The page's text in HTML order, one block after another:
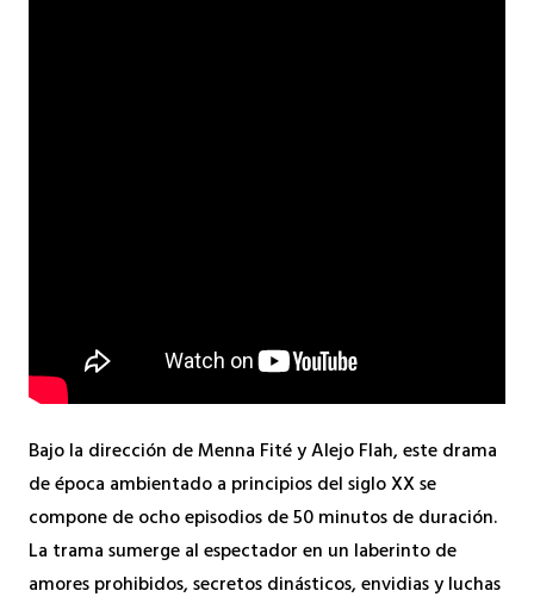
Bajo la dirección de Menna Fité y Alejo Flah, este drama
de época ambientado a principios del siglo XX se
compone de ocho episodios de 50 minutos de duración.
La trama sumerge al espectador en un laberinto de
amores prohibidos, secretos dinásticos, envidias y luchas